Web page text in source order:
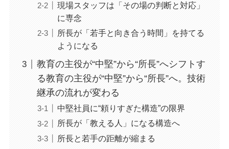
現場スタッフは「その場の判断と対応」
に専念
所長が「若手と向き合う時間」を持てる
ようになる
教育の主役が“中堅”から“所長”へシフトす
る教育の主役が“中堅”から“所長”へ。技術
継承の流れが変わる
中堅社員に“頼りすぎた構造”の限界
所長が「教える人」になる構造へ
所長と若手の距離が縮まる